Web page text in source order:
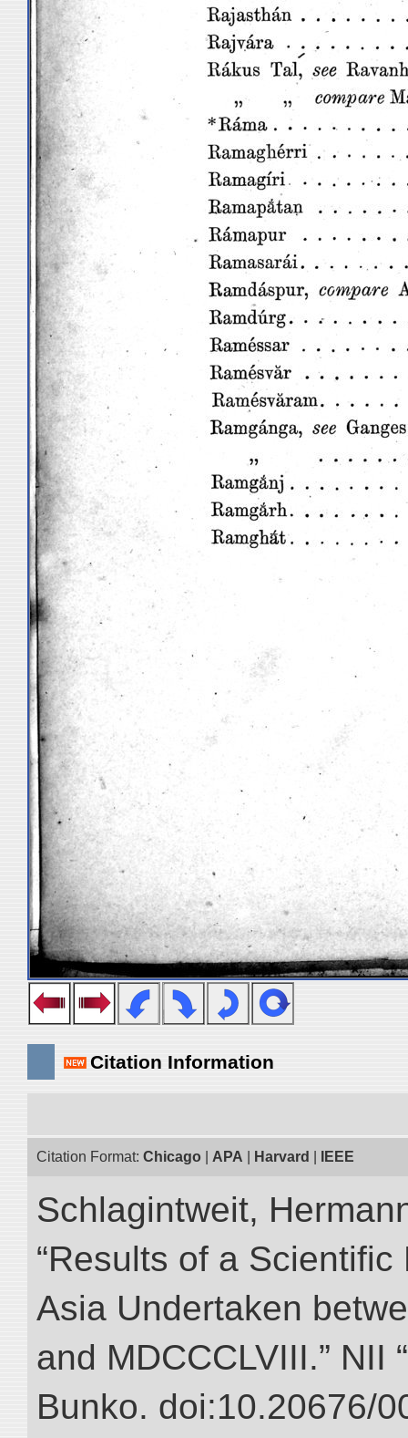
Citation Information
Citation Format: Chicago APA Harvard IEEE
Schlagintweit,
“Results of a
Asia Undertaken
and MDCCCLVIII.” NII
Bunko. doi:10.20676/